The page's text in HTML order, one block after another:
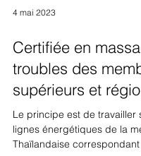
4 mai 2023
Certifiée en
troubles des
supérieurs et